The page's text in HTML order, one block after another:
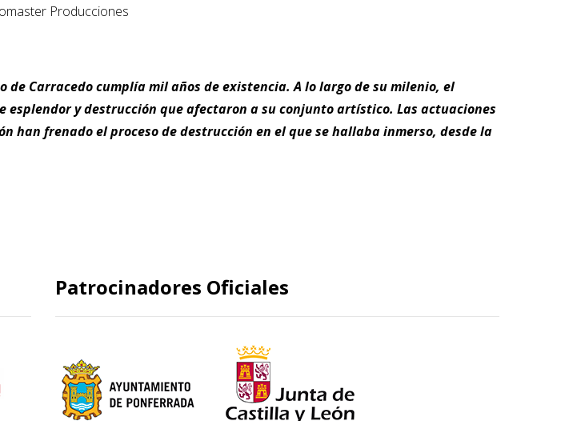
Producciones
de Carracedo cumplía mil años de existencia. A lo largo de su milenio, el
esplendor y destrucción que afectaron a su conjunto artístico. Las actuaciones
han frenado el proceso de destrucción en el que se hallaba inmerso, desde la
Patrocinadores Oficiales